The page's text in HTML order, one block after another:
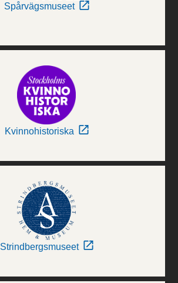
Spårvägsmuseet
Kvinnohistoriska
Strindbergsmuseet